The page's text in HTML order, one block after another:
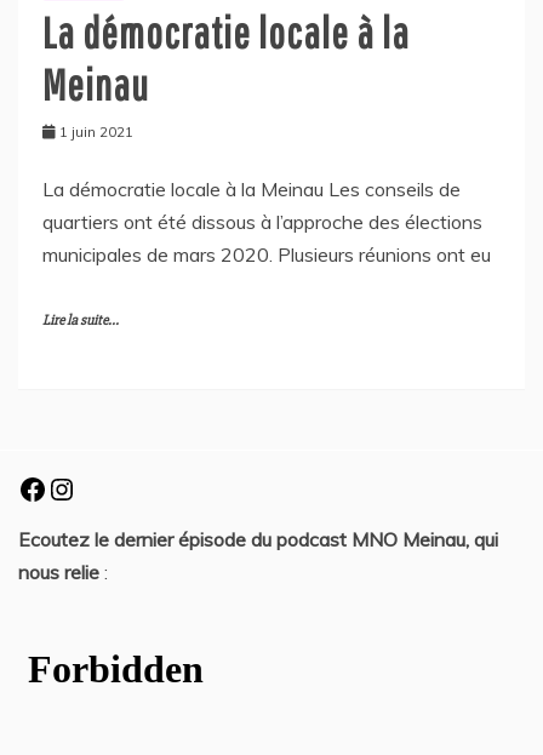
La démocratie locale à la
Meinau
1 juin 2021
La démocratie locale à la Meinau Les conseils de
quartiers ont été dissous à l’approche des élections
municipales de mars 2020. Plusieurs réunions ont eu
Lire la suite...
Facebook
Ecoutez le dernier épisode du podcast MNO Meinau, qui
nous relie :